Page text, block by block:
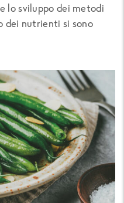
e lo sviluppo dei metodi
dei nutrienti si sono